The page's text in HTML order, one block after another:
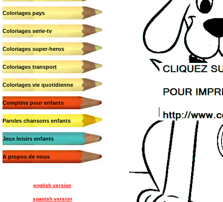
Coloriages pays
Coloriages serie-tv
Coloriages super-heros
Coloriages transport
Coloriages vie quotidienne
Comptine pour enfants
Paroles chansons enfants
Jeux loisirs enfants
A propos de nous
english version
spanish version